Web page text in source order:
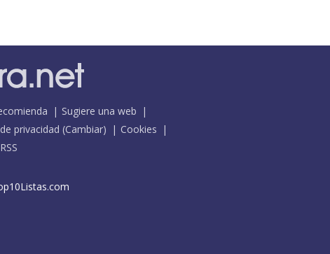
Sugiere una web
privacidad (Cambiar)
Cookies
RSS